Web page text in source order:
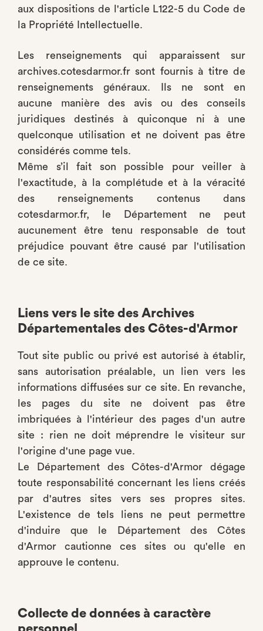
aux dispositions de l'article L122-5 du Code de
la Propriété Intellectuelle.
Les renseignements qui apparaissent sur
archives.cotesdarmor.fr sont fournis à titre de
renseignements généraux. Ils ne sont en
aucune manière des avis ou des conseils
juridiques destinés à quiconque ni à une
quelconque utilisation et ne doivent pas être
considérés comme tels.
Même s’il fait son possible pour veiller à
l'exactitude, à la complétude et à la véracité
des renseignements contenus dans
cotesdarmor.fr, le Département ne peut
aucunement être tenu responsable de tout
préjudice pouvant être causé par l'utilisation
de ce site.
Liens vers le site des Archives
Départementales des Côtes-d'Armor
Tout site public ou privé est autorisé à établir,
sans autorisation préalable, un lien vers les
informations diffusées sur ce site. En revanche,
les pages du site ne doivent pas être
imbriquées à l'intérieur des pages d'un autre
site : rien ne doit méprendre le visiteur sur
l'origine d'une page vue.
Le Département des Côtes-d'Armor dégage
toute responsabilité concernant les liens créés
par d'autres sites vers ses propres sites.
L'existence de tels liens ne peut permettre
d'induire que le Département des Côtes
d'Armor cautionne ces sites ou qu'elle en
approuve le contenu.
Collecte de données à caractère